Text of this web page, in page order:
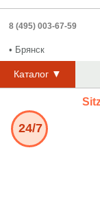
8 (495) 003-67-59
• Брянск
Каталог ▼
24/7